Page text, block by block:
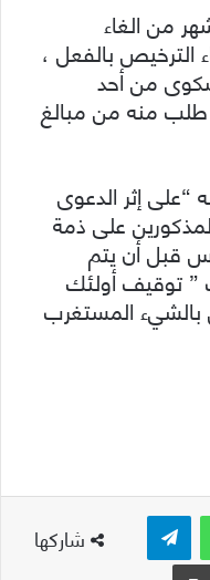
من الغاء
الترخيص بالفعل ،
من أحد
طلب منه من مبالغ
إثر الدعوى
على ذمة
قبل أن يتم
توقيف أولئك
المستغرب
شاركها
واتساب
طباعة